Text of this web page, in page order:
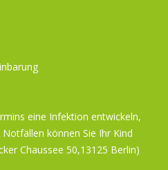
eine Infektion entwickeln,
können Sie Ihr Kind
Chaussee 50,13125 Berlin)